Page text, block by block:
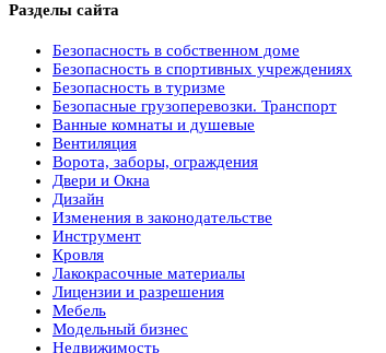
Разделы сайта
Безопасность в собственном доме
Безопасность в спортивных учреждениях
Безопасность в туризме
Безопасные грузоперевозки. Транспорт
Ванные комнаты и душевые
Вентиляция
Ворота, заборы, ограждения
Двери и Окна
Дизайн
Изменения в законодательстве
Инструмент
Кровля
Лакокрасочные материалы
Лицензии и разрешения
Мебель
Модельный бизнес
Недвижимость